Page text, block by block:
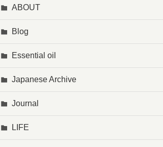
ABOUT
Blog
Essential oil
Japanese Archive
Journal
LIFE